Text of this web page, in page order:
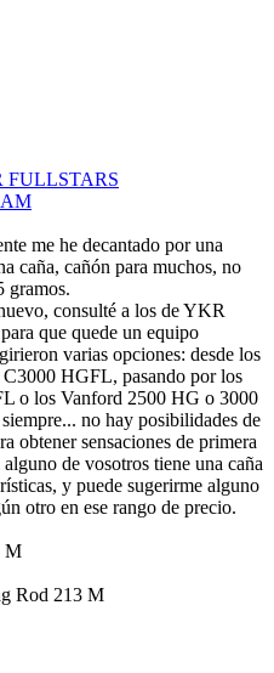
FULLSTARS
AM
me he decantado por una
caña, cañón para muchos, no
gramos.
consulté a los de YKR
que quede un equipo
varias opciones: desde los
HGFL, pasando por los
o los Vanford 2500 HG o 3000
no hay posibilidades de
obtener sensaciones de primera
de vosotros tiene una caña
y puede sugerirme alguno
otro en ese rango de precio.
M
Rod 213 M